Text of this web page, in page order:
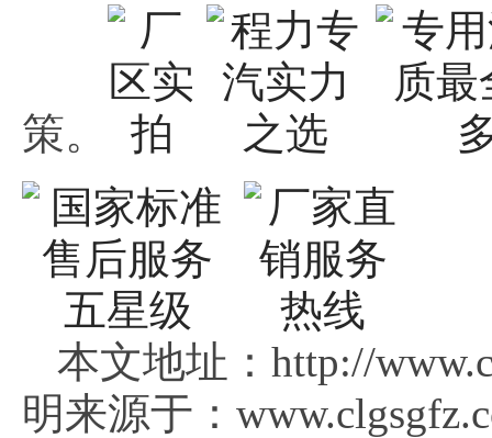
策。
本文地址：http://
明来源于：